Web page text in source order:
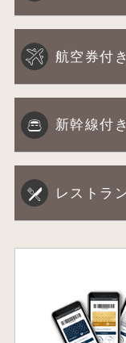
航空券付
新幹線付
レストラ